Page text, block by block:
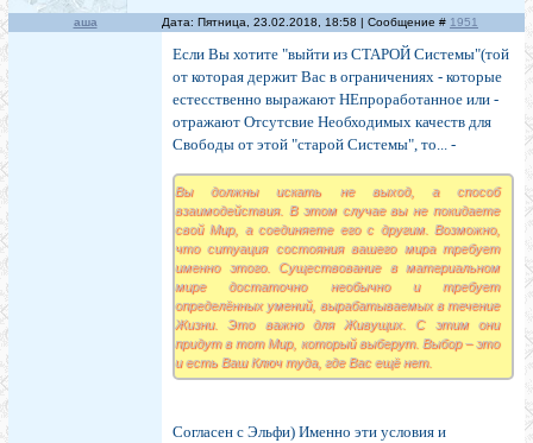
аша Дата: Пятница, 23.02.2018, 18:58 | Сообщение # 1951
Если Вы хотите "выйти из СТАРОЙ Системы"(той
от которая держит Вас в ограничениях - которые
естесственно выражают НЕпроработанное или -
отражают Отсутсвие Необходимых качеств для
Свободы от этой "старой Системы", то... -
Вы должны искать не выход, а способ
взаимодействия. В этом случае вы не покидаете
свой Мир, а соединяете его с другим. Возможно,
что ситуация состояния вашего мира требует
именно этого. Существование в материальном
мире достаточно необычно и требует
определённых умений, вырабатываемых в течение
Жизни. Это важно для Живущих. С этим они
придут в тот Мир, который выберут. Выбор – это
и есть Ваш Ключ туда, где Вас ещё нет.
Согласен с Эльфи) Именно эти условия и